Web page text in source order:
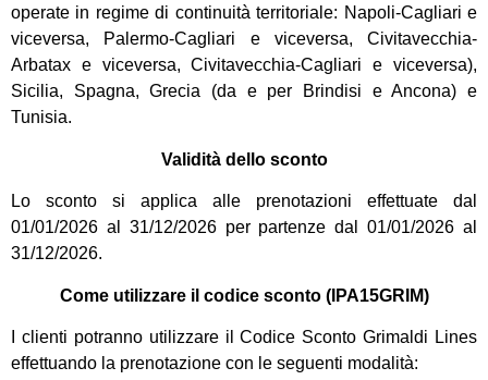
operate in regime di continuità territoriale: Napoli-Cagliari e
viceversa, Palermo-Cagliari e viceversa, Civitavecchia-
Arbatax e viceversa, Civitavecchia-Cagliari e viceversa),
Sicilia, Spagna, Grecia (da e per Brindisi e Ancona) e
Tunisia.
Validità dello sconto
Lo sconto si applica alle prenotazioni effettuate dal
01/01/2026 al 31/12/2026 per partenze dal 01/01/2026 al
31/12/2026.
Come utilizzare il codice sconto (IPA15GRIM)
I clienti potranno utilizzare il Codice Sconto Grimaldi Lines
effettuando la prenotazione con le seguenti modalità: